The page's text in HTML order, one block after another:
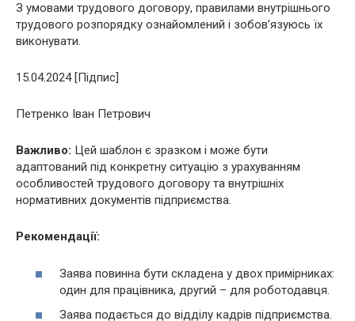
З умовами трудового договору, правилами внутрішнього
трудового розпорядку ознайомлений і зобов’язуюсь їх
виконувати.
15.04.2024 [Підпис]
Петренко Іван Петрович
Важливо: Цей шаблон є зразком і може бути
адаптований під конкретну ситуацію з урахуванням
особливостей трудового договору та внутрішніх
нормативних документів підприємства.
Рекомендації:
Заява повинна бути складена у двох примірниках:
один для працівника, другий – для роботодавця.
Заява подається до відділу кадрів підприємства.